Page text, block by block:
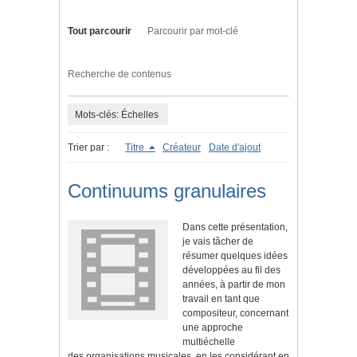
Tout parcourir Parcourir par mot-clé
Recherche de contenus
Mots-clés: Échelles
Trier par : Titre Créateur Date d'ajout
Continuums granulaires
Dans cette présentation,
je vais tâcher de
résumer quelques idées
développées au fil des
années, à partir de mon
travail en tant que
compositeur, concernant
une approche
multiéchelle